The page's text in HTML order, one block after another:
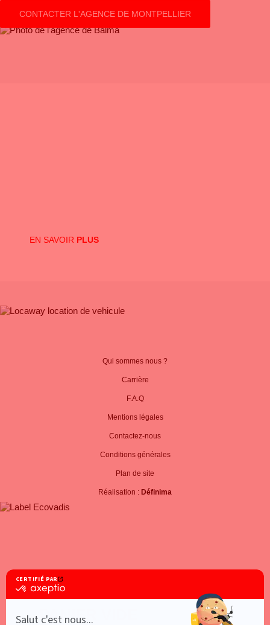
CONTACTER L'AGENCE DE MONTPELLIER
EN SAVOIR PLUS
Qui sommes nous ?
Carrière
F.A.Q
Mentions légales
Contactez-nous
Conditions générales
Plan de site
Réalisation : Définima
PANIER VIDE